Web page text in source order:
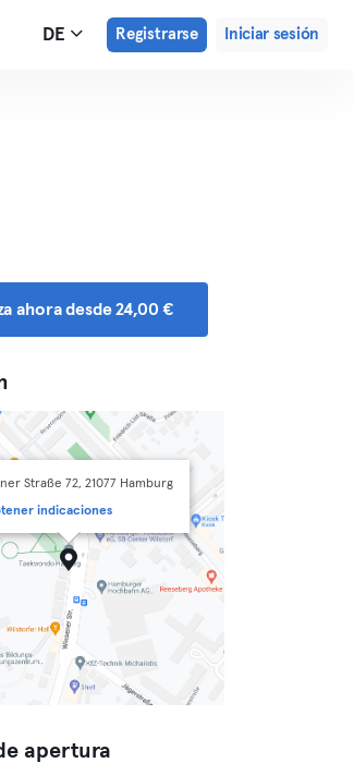
DE Registrarse Iniciar sesión
ahora desde 24,00 €
Straße 72, 21077 Hamburg
indicaciones
apertura